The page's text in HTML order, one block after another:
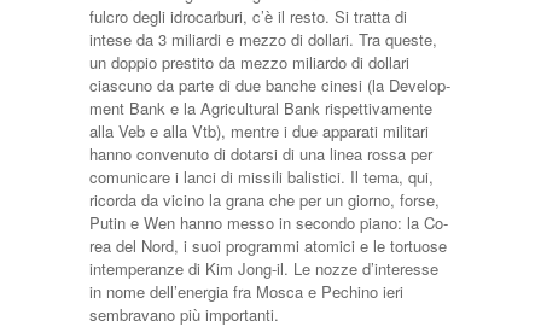
fulcro degli idro­carburi, c’è il resto. Si tratta di
intese da 3 miliardi e mezzo di dollari. Tra queste,
un doppio prestito da mezzo miliardo di dollari
ciascuno da parte di due banche cinesi (la Develop­
ment Bank e la Agricultural Bank rispettivamente
alla Veb e alla Vtb), mentre i due appara­ti militari
hanno convenuto di dotarsi di una linea rossa per
comunicare i lanci di missili ba­listici. Il tema, qui,
ricorda da vicino la grana che per un gior­no, forse,
Putin e Wen hanno messo in secondo piano: la Co­
rea del Nord, i suoi programmi atomici e le tortuose
intempe­ranze di Kim Jong-il. Le nozze d’interesse
in nome dell’ener­gia fra Mosca e Pechino ieri
sembravano più importanti.